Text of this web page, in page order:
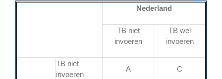
Nederland
TB niet
invoeren
TB wel
invoeren
TB niet
invoeren
A C